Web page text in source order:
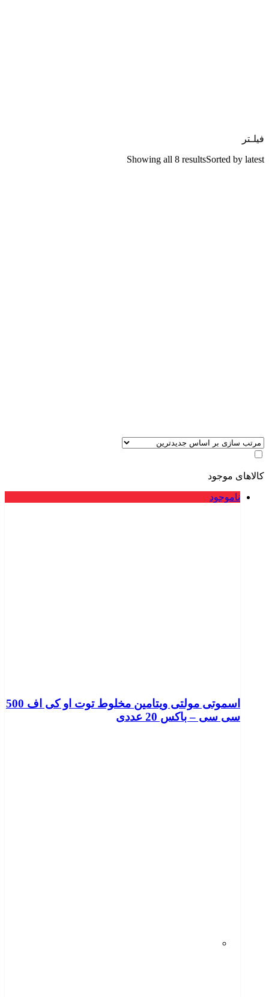
فیلـتر
Showing all 8 resultsSorted by latest
کالاهای موجود
ناموجود
اسموتی مولتی ویتامین مخلوط توت او کی اف 500
سی سی – باکس 20 عددی